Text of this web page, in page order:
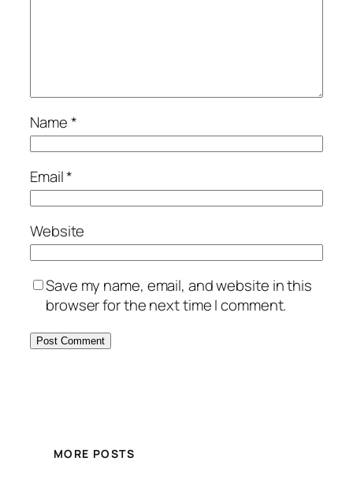
Name*
Email*
Website
Save my name, email, and website in this
browser for the next time I comment.
MORE POSTS